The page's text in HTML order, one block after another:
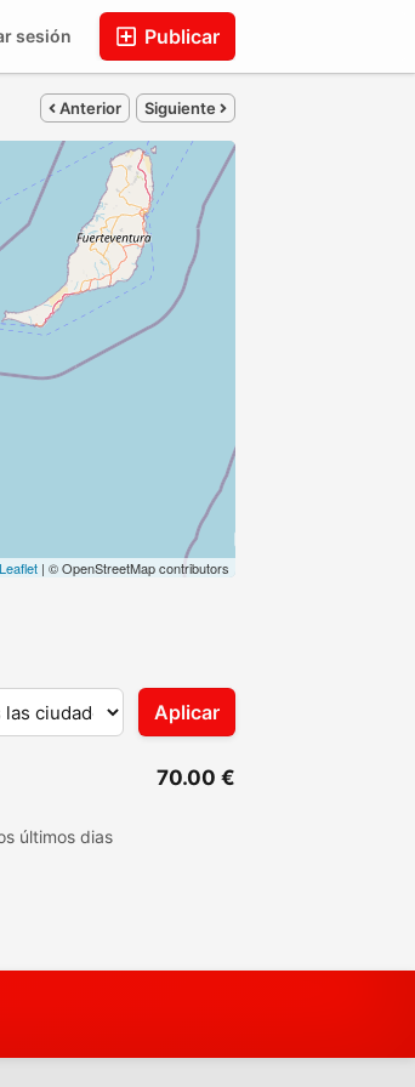
Publicar
sesión
Anterior Siguiente
Leaflet | © OpenStreetMap contributors
Aplicar
últimos dias
70.00 €